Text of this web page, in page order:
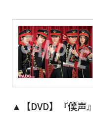
▲【DVD】『僕声